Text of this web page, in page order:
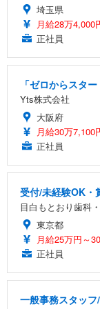
埼玉県
月給28万4,000
正社員
「ゼロからスタ
Yts株式会社
大阪府
月給30万7,100
正社員
受付/未経験OK・
目白もとおり歯科
東京都
月給25万円～
正社員
一般事務スタッ